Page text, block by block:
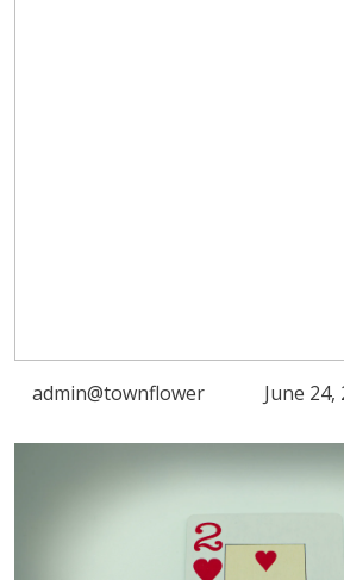
admin@townflower June 24,